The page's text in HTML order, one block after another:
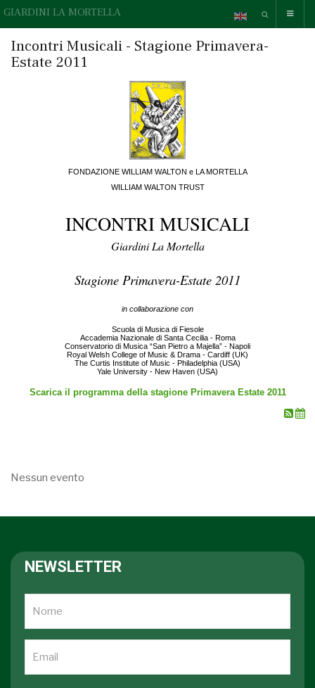
GIARDINI LA MORTELLA
Incontri Musicali - Stagione Primavera-
Estate 2011
FONDAZIONE WILLIAM WALTON e LA MORTELLA
WILLIAM WALTON TRUST
INCONTRI MUSICALI
Giardini La Mortella
Stagione Primavera-Estate 2011
in collaborazione con
Scuola di Musica di Fiesole
Accademia Nazionale di Santa Cecilia - Roma
Conservatorio di Musica “San Pietro a Majella” - Napoli
Royal Welsh College of Music & Drama - Cardiff (UK)
The Curtis Institute of Music - Philadelphia (USA)
Yale University - New Haven (USA)
Scarica il programma della stagione Primavera Estate 2011
Nessun evento
NEWSLETTER